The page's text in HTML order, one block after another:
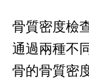
骨質密度檢
通過兩種不
骨的骨質密